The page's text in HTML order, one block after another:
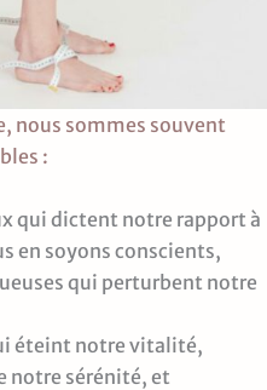
nous sommes souvent
:
qui dictent notre rapport à
en soyons conscients,
qui perturbent notre
éteint notre vitalité,
notre sérénité, et